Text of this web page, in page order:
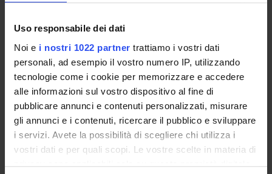
Uso responsabile dei dati
Noi e i nostri 1022 partner trattiamo i vostri dati
personali, ad esempio il vostro numero IP, utilizzando
tecnologie come i cookie per memorizzare e accedere
alle informazioni sul vostro dispositivo al fine di
pubblicare annunci e contenuti personalizzati, misurare
gli annunci e i contenuti, ricercare il pubblico e sviluppare
i servizi. Avete la possibilità di scegliere chi utilizza i
vostri dati e per quali scopi. Le vostre scelte in materia di
privacy sono applicabili solo su questa proprietà digitale
proteine e, tra queste, di una nuova lectina isolata da
uova di carpa e denominata Fish Egg Lectin.
ENTI FINANZIATORI:
Ministero dell'Istruzione dell'Università e della Ricerca
Finanziamento:assegnato e gestito da un ente esterno
all'ateneo
Programma: FINANZMIUR - Finanziamento MIUR per la
ricerca